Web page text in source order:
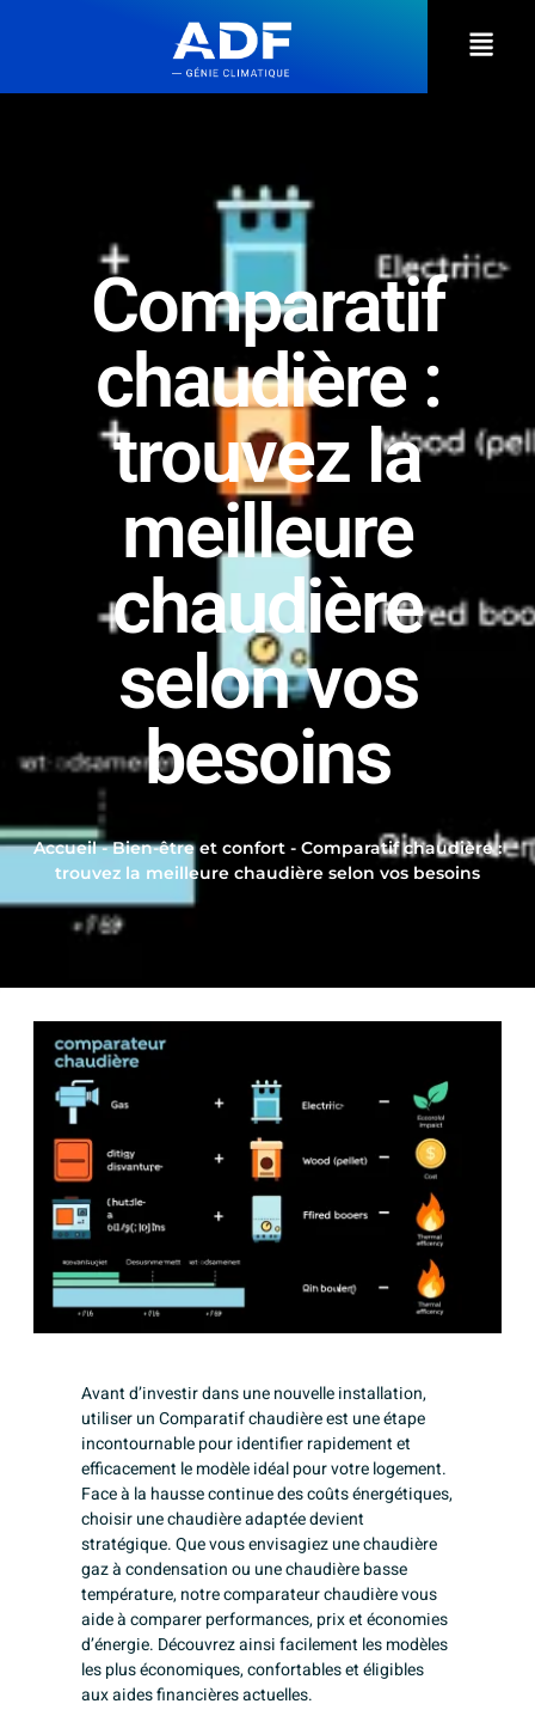
Comparatif
chaudière :
trouvez la
meilleure
chaudière
selon vos
besoins
Accueil-Bien-être et confort - Comparatif chaudière :
trouvez la meilleure chaudière selon vos besoins
Avant d’investir dans une nouvelle installation,
utiliser un Comparatif chaudière est une étape
incontournable pour identifier rapidement et
efficacement le modèle idéal pour votre logement.
Face à la hausse continue des coûts énergétiques,
choisir une chaudière adaptée devient
stratégique. Que vous envisagiez une chaudière
gaz à condensation ou une chaudière basse
température, notre comparateur chaudière vous
aide à comparer performances, prix et économies
d’énergie. Découvrez ainsi facilement les modèles
les plus économiques, confortables et éligibles
aux aides financières actuelles.